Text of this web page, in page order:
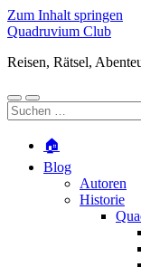
Zum Inhalt springen
Quadruvium Club
Reisen, Rätsel,
Mobile-
Menü
Suchfeld
ein-/ausblenden
Suchen
nach:
🏠
Blog
Autoren
Historie